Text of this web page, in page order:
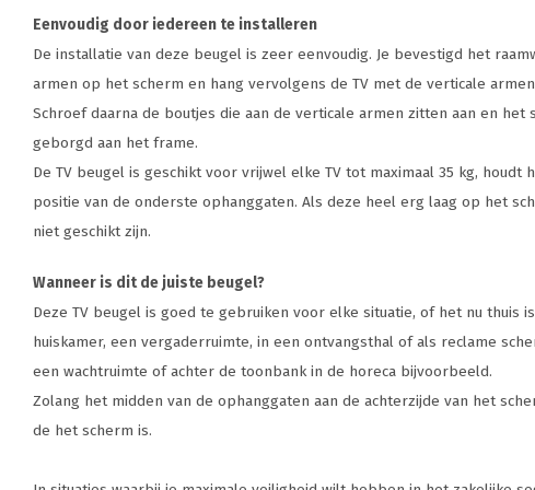
Eenvoudig door iedereen te installeren
De installatie van deze beugel is zeer eenvoudig. Je bevestigd het
armen op het scherm en hang vervolgens de TV met de verticale
Schroef daarna de boutjes die aan de verticale armen zitten aan en het
geborgd aan het frame.
De TV beugel is geschikt voor vrijwel elke TV tot maximaal 35 kg, houdt
positie van de onderste ophanggaten. Als deze heel erg laag op het
niet geschikt zijn.
Wanneer is dit de juiste beugel?
Deze TV beugel is goed te gebruiken voor elke situatie, of het nu thuis
huiskamer, een vergaderruimte, in een ontvangsthal of als reclame
een wachtruimte of achter de toonbank in de horeca bijvoorbeeld.
Zolang het midden van de ophanggaten aan de achterzijde van het
de het scherm is.